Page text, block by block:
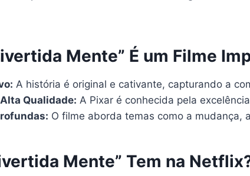
Mente” É um Filme
A história é original e cativante, capturando a
Qualidade: A Pixar é conhecida pela
O filme aborda temas como a mudança,
Mente” Tem na